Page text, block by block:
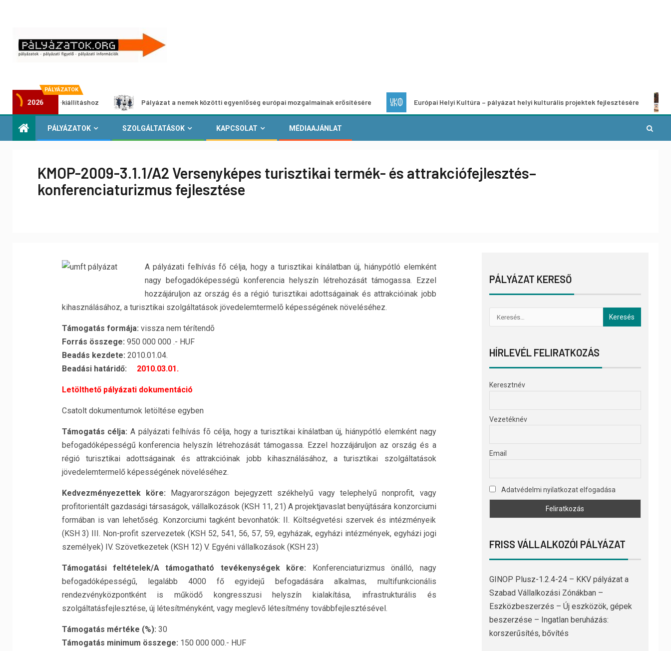
PÁLYÁZATOK
2026
kiállításhoz Pályázat a nemek közötti egyenlőség európai mozgalmainak erősítésére Európai Helyi Kultúra – pályázat helyi kulturális projektek fejlesztésére A
PÁLYÁZATOK SZOLGÁLTATÁSOK KAPCSOLAT MÉDIAAJÁNLAT
KMOP-2009-3.1.1/A2 Versenyképes turisztikai termék- és attrakciófejlesztés–
konferenciaturizmus fejlesztése
A pályázati felhívás fő célja, hogy a turisztikai kínálatban új, hiánypótló elemként
nagy befogadóképességû konferencia helyszín létrehozását támogassa. Ezzel
hozzájáruljon az ország és a régió turisztikai adottságainak és attrakcióinak jobb
kihasználásához, a turisztikai szolgáltatások jövedelemtermelõ képességének növeléséhez.
Támogatás formája: vissza nem térítendõ
Forrás összege: 950 000 000 .- HUF
Beadás kezdete: 2010.01.04.
Beadási határidő: 2010.03.01.
Letölthető pályázati dokumentáció
Csatolt dokumentumok letöltése egyben
Támogatás célja: A pályázati felhívás fõ célja, hogy a turisztikai kínálatban új, hiánypótló elemként nagy
befogadóképességű konferencia helyszín létrehozását támogassa. Ezzel hozzájáruljon az ország és a
régió turisztikai adottságainak és attrakcióinak jobb kihasználásához, a turisztikai szolgáltatások
jövedelemtermelő képességének növeléséhez.
Kedvezményezettek köre: Magyarországon bejegyzett székhelyű vagy telephelyű nonprofit, vagy
profitorientált gazdasági társaságok, vállalkozások (KSH 11, 21) A projektjavaslat benyújtására konzorciumi
formában is van lehetőség. Konzorciumi tagként bevonhatók: II. Költségvetési szervek és intézményeik
(KSH 3) III. Non-profit szervezetek (KSH 52, 541, 56, 57, 59, egyházak, egyházi intézmények, egyházi jogi
személyek) IV. Szövetkezetek (KSH 12) V. Egyéni vállalkozások (KSH 23)
Támogatási feltételek/A támogatható tevékenységek köre: Konferenciaturizmus önálló, nagy
befogadóképességű, legalább 4000 fő egyidejű befogadására alkalmas, multifunkcionális
rendezvényközpontként is működő kongresszusi helyszín kialakítása, infrastrukturális és
szolgáltatásfejlesztése, új létesítményként, vagy meglevő létesítmény továbbfejlesztésével.
Támogatás mértéke (%): 30
Támogatás minimum összege: 150 000 000.- HUF
PÁLYÁZAT KERESŐ
HÍRLEVÉL FELIRATKOZÁS
Keresztnév
Vezetéknév
Email
Adatvédelmi nyilatkozat elfogadása
FRISS VÁLLALKOZÓI PÁLYÁZAT
GINOP Plusz-1.2.4-24 – KKV pályázat a
Szabad Vállalkozási Zónákban –
Eszközbeszerzés – Új eszközök, gépek
beszerzése – Ingatlan beruházás:
korszerűsítés, bővítés